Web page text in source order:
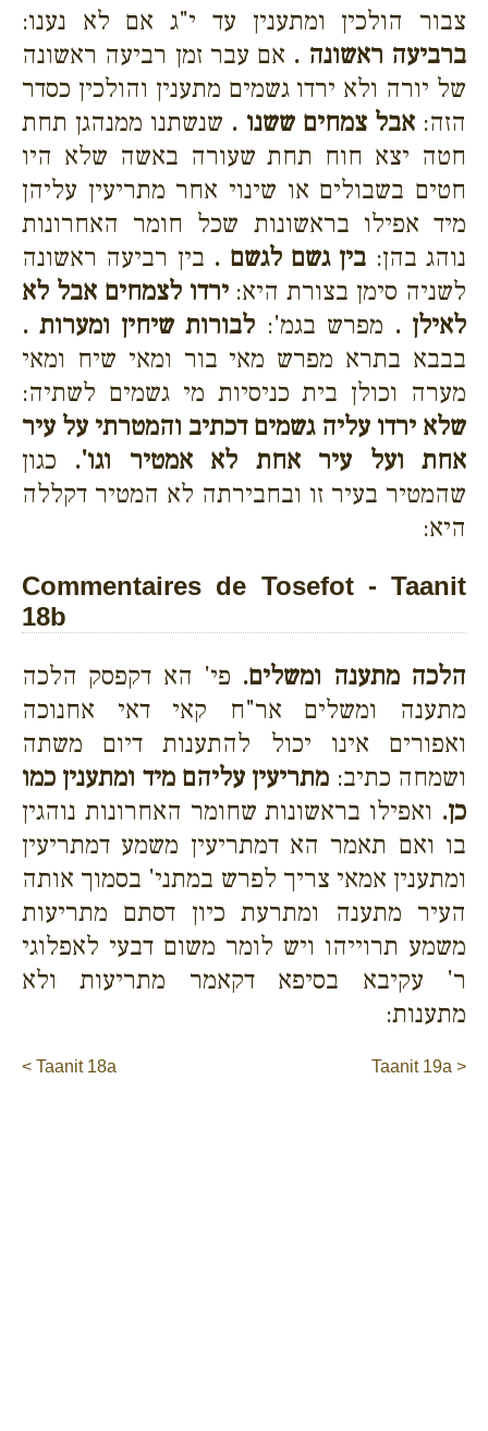
צבור הולכין ומתענין עד י"ג אם לא נענו:
ברביעה ראשונה . אם עבר זמן רביעה ראשונה
של יורה ולא ירדו גשמים מתענין והולכין כסדר
הזה:אבל צמחים ששנו . שנשתנו ממנהגן תחת
חטה יצא חוח תחת שעורה באשה שלא היו
חטים בשבולים או שינוי אחר מתריעין עליהן
מיד אפילו בראשונות שכל חומר האחרונות
נוהג בהן: בין גשם לגשם . בין רביעה ראשונה
לשניה סימן בצורת היא:ירדו לצמחים אבל לא
לאילן . מפרש בגמ': לבורות שיחין ומערות .
בבבא בתרא מפרש מאי בור ומאי שיח ומאי
מערה וכולן בית כניסיות מי גשמים לשתיה:
שלא ירדו עליה גשמים דכתיב והמטרתי על עיר
אחת ועל עיר אחת לא אמטיר וגו'. כגון
שהמטיר בעיר זו ובחבירתה לא המטיר דקללה
היא:
Commentaires de Tosefot - Taanit
18b
הלכה מתענה ומשלים. פי' הא דקפסק הלכה
מתענה ומשלים אר"ח קאי דאי אחנוכה
ואפורים אינו יכול להתענות דיום משתה
ושמחה כתיב: מתריעין עליהם מיד ומתענין כמו
כן. ואפילו בראשונות שחומר האחרונות נוהגין
בו ואם תאמר הא דמתריעין משמע דמתריעין
ומתענין אמאי צריך לפרש במתני' בסמוך אותה
העיר מתענה ומתרעת כיון דסתם מתריעות
משמע תרוייהו ויש לומר משום דבעי לאפלוגי
ר' עקיבא בסיפא דקאמר מתריעות ולא
מתענות:
< Taanit 18a Taanit 19a >